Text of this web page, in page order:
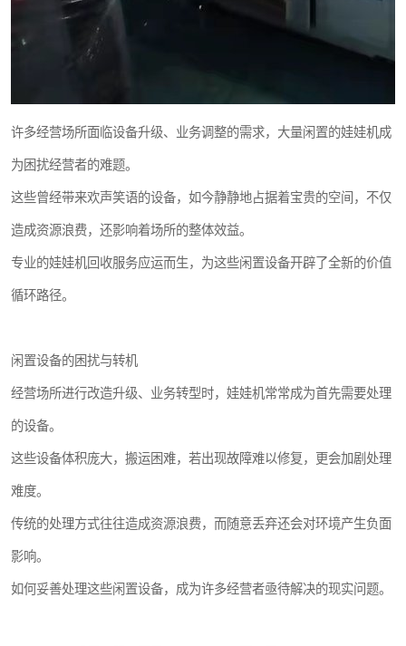
许多经营场所面临设备升级、业务调整的需求，大量闲置的娃娃机成
为困扰经营者的难题。
这些曾经带来欢声笑语的设备，如今静静地占据着宝贵的空间，不仅
造成资源浪费，还影响着场所的整体效益。
专业的娃娃机回收服务应运而生，为这些闲置设备开辟了全新的价值
循环路径。
闲置设备的困扰与转机
经营场所进行改造升级、业务转型时，娃娃机常常成为首先需要处理
的设备。
这些设备体积庞大，搬运困难，若出现故障难以修复，更会加剧处理
难度。
传统的处理方式往往造成资源浪费，而随意丢弃还会对环境产生负面
影响。
如何妥善处理这些闲置设备，成为许多经营者亟待解决的现实问题。